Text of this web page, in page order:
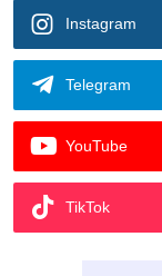
Instagram
Telegram
YouTube
TikTok